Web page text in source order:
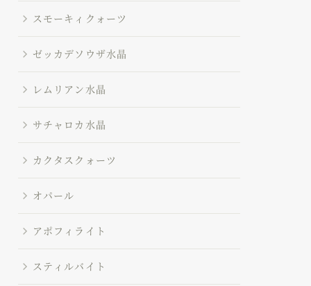
スモーキィクォーツ
ゼッカデソウザ水晶
レムリアン水晶
サチャロカ水晶
カクタスクォーツ
オパール
アポフィライト
スティルバイト